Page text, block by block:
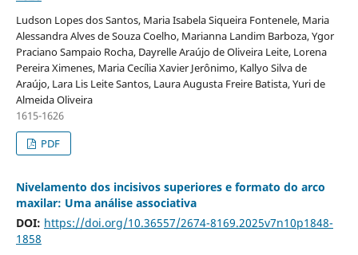
Ludson Lopes dos Santos, Maria Isabela Siqueira Fontenele, Maria
Alessandra Alves de Souza Coelho, Marianna Landim Barboza, Ygor
Praciano Sampaio Rocha, Dayrelle Araújo de Oliveira Leite, Lorena
Pereira Ximenes, Maria Cecília Xavier Jerônimo, Kallyo Silva de
Araújo, Lara Lis Leite Santos, Laura Augusta Freire Batista, Yuri de
Almeida Oliveira
1615-1626
PDF
Nivelamento dos incisivos superiores e formato do arco
maxilar: Uma análise associativa
DOI: https://doi.org/10.36557/2674-8169.2025v7n10p1848-
1858